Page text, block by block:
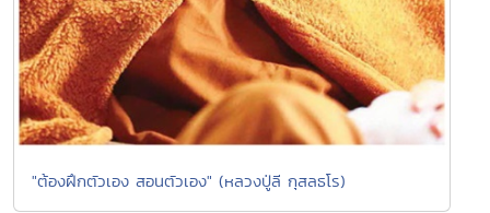
"ต้องฝึกตัวเอง สอนตัวเอง" (หลวงปู่ลี กุสลธโร)